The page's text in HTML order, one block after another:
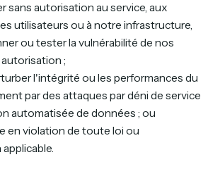
sans autorisation au service, aux
utilisateurs ou à notre infrastructure,
ou tester la vulnérabilité de nos
;
l'intégrité ou les performances du
par des attaques par déni de service
automatisée de données ; ou
en violation de toute loi ou